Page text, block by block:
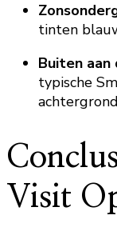
tinten
Buiten aan
typische
Visit